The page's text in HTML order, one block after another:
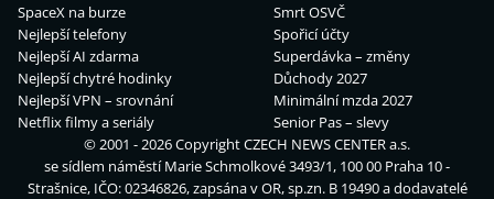
SpaceX na burze
Nejlepší telefony
Nejlepší AI zdarma
Nejlepší chytré hodinky
Nejlepší VPN – srovnání
Netflix filmy a seriály
Smrt OSVČ
Spořicí účty
Superdávka – změny
Důchody 2027
Minimální mzda 2027
Senior Pas – slevy
© 2001 - 2026 CopyrightCZECH NEWS CENTER a.s.
se sídlem náměstí Marie Schmolkové 3493/1, 100 00 Praha 10 -
Strašnice, IČO: 02346826, zapsána v OR, sp.zn. B 19490 a dodavatelé